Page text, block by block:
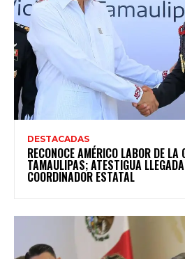
DESTACADAS
RECONOCE AMÉRICO LABOR DE
TAMAULIPAS; ATESTIGUA
COORDINADOR ESTATAL